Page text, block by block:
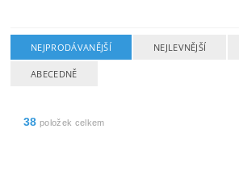
NEJPRODÁVANĚJŠÍ NEJLEVNĚJŠÍ
ABECEDNĚ
38 položek celkem